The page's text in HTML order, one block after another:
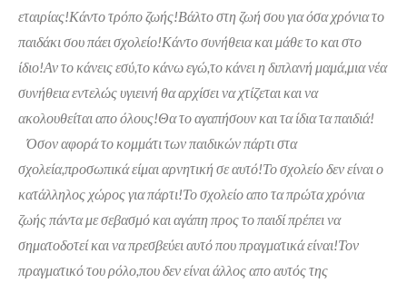
εταιρίας!Κάντο τρόπο ζωής!Βάλτο στη ζωή σου για όσα χρόνια το
παιδάκι σου πάει σχολείο!Κάντο συνήθεια και μάθε το και στο
ίδιο!Αν το κάνεις εσύ,το κάνω εγώ,το κάνει η διπλανή μαμά,μια νέα
συνήθεια εντελώς υγιεινή θα αρχίσει να χτίζεται και να
ακολουθείται απο όλους!Θα το αγαπήσουν και τα ίδια τα παιδιά!
Όσον αφορά το κομμάτι των παιδικών πάρτι στα
σχολεία,προσωπικά είμαι αρνητική σε αυτό!Το σχολείο δεν είναι ο
κατάλληλος χώρος για πάρτι!Το σχολείο απο τα πρώτα χρόνια
ζωής πάντα με σεβασμό και αγάπη προς το παιδί πρέπει να
σηματοδοτεί και να πρεσβεύει αυτό που πραγματικά είναι!Τον
πραγματικό του ρόλο,που δεν είναι άλλος απο αυτός της